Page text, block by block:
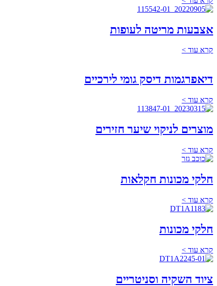
אצבעות מריטה לעופות
קרא עוד >
דיאפרגמות דיסק גומי לירכיים
קרא עוד >
מוצרים לניקוי שיער חזירים
קרא עוד >
חלקי מכונות חקלאות
קרא עוד >
חלקי מכונות
קרא עוד >
ציוד השקיה וסניטריים